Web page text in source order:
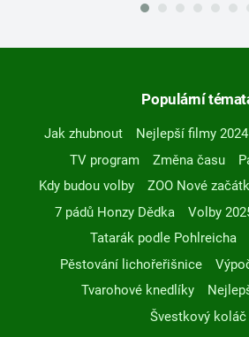
Populární
Jak zhubnout Nejlepší filmy 2024
TV program
Změna času
Kdy budou volby
ZOO Nové
7 pádů Honzy Dědka
Volby
Tatarák podle Pohlreicha
Pěstování lichořeřišnice
Tvarohové knedlíky
Švestkový koláč